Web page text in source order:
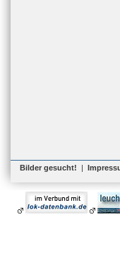
Bilder gesucht! |